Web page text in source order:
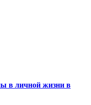
в личной жизни в